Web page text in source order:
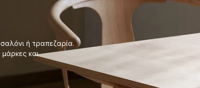
ή τραπεζαρία.
και